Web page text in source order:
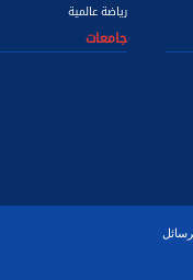
رياضة عالمية
جامعات